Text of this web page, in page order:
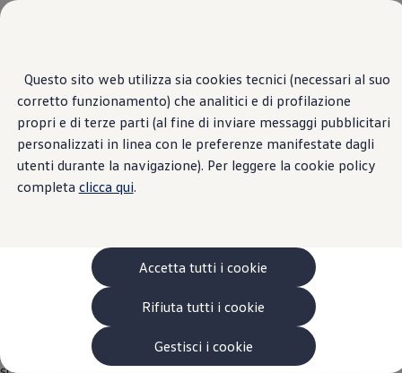
Questo sito web utilizza sia cookies tecnici (necessari al suo
corretto funzionamento) che analitici e di profilazione
propri e di terze parti (al fine di inviare messaggi pubblicitari
personalizzati in linea con le preferenze manifestate dagli
utenti durante la navigazione). Per leggere la cookie policy
completa clicca qui.
Accetta tutti i cookie
Rifiuta tutti i cookie
Gestisci i cookie
Passa ai
contenuti
principali
Passa
a
fondo
pagina
VanLife
Pick-up
Veicoli Commerciali Elettrici
Van
Modelli precedenti
Confronta i modelli
Configurazioni salvate
Volkswagen Auto
Acquista il tuo Veicolo Volkswagen
Ecoincentivi Volkswagen
5 Plus
Usato Certificato
Garanzia Usato
Assicurazioni
Clienti Business
Gamma, promozioni e servizi
Home Page EU Data Act
EU Data Act
L’EU Data Act (regolamento (UE) 2023/2854) è un quadro
legislativo fondamentale, che regola i diritti di accesso e utilizzo
dei dati nell'Unione europea. L’obiettivo è garantire pratiche di